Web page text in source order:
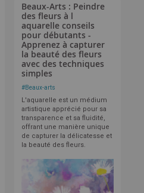
Beaux-Arts : Peindre
des fleurs à l
aquarelle conseils
pour débutants -
Apprenez à capturer
la beauté des fleurs
avec des techniques
simples
#Beaux-arts
L'aquarelle est un médium
artistique apprécié pour sa
transparence et sa fluidité,
offrant une manière unique
de capturer la délicatesse et
la beauté des fleurs.